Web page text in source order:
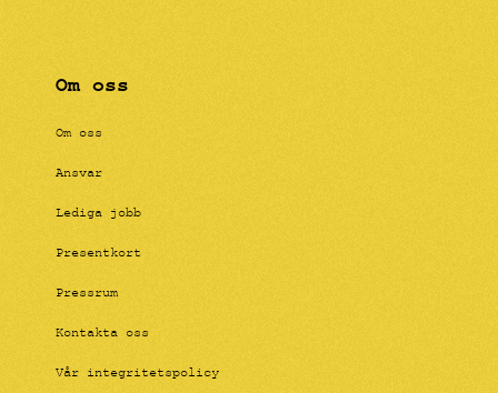
Om oss
Om oss
Ansvar
Lediga jobb
Presentkort
Pressrum
Kontakta oss
Vår integritetspolicy